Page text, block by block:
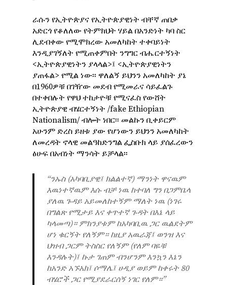
ራሱን የኢትዮጵያና የኢትዮጵያዊነት ብቸኛ ጠበቃ
አድርጎ የቆለለው የትምክህት ሃይል በአንድነት ካባ ስር
ሊደብቀው የሚሞክረው አመለካከት ተቀባይነት
እንዲያገኝለት የሚጠቀምበት ንግግር ብሔርተኝነት
<ኢትዮጵያዊነትን ያላላል>፤ <ኢትዮጵያዊነትን
ያጠፋል> የሚል ነው፡፡ ዋለልኝ ይህንን አመለካከት ያኔ
በ1960ዎቹ በገዥው መደብ የሚመራና ሳይፈልጉ
በተቀበሉት የዋህ ተከታዮቹ የሚናፈስ የውሸት
ኢትዮጵያዊ ብሄርተኝነት /fake Ethiopian
Nationalism/ ብሎት ነበር፡፡ መልኩን ቢቀይርም
አሁንም ድረስ ይዘቱ ያው የሆነውን ይህንን አመለካከት
ለመረዳት ኖላዊ መልዓከድንግል ፌስቡክ ላይ ያሰፈረውን
ፅሁፍ በአብነት ማንሳት ይቻላል፡፡
“ንኡስ (አካባቢያዊ፤ ክልልተኛ) ማንነት ዋናዉም
እዉነተኛዉም እሱ ብቻ ነዉ ከተባለ ግን በጋምቤላ
ያለዉ ጉዳይ አይመለከተኝም ማለት ነዉ (ነገሩ
በግልጽ የሚታይ እና ቀጥተኛ ጉዳት በእኔ ላይ
ካላመጣ)። ምክንያቱም ከአካባቢዉ ጋር ዉልደትም
ሆነ ቁርኝት የለኝም። ከዚያ አዉራጃ፤ ወንዝ እና
ህዝብ ጋርም ትስስር የለኝም (የለም ባዬቹ
እንዳሉት)፤ ኩታ ገጠም ብንሆንም እንኳን እኔን
ከአንድ አኙአክ፤ ሶማሌ፤ ሀዲያ ወይም ከቀሩት 80
ብሄሮች ጋር የሚያደራርሰኝ ነገር የለም።”